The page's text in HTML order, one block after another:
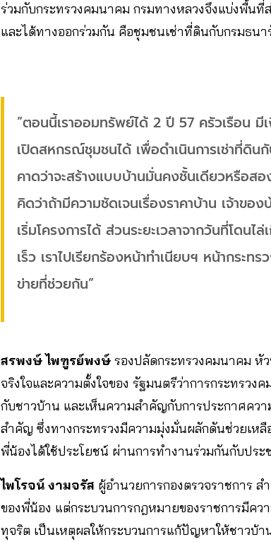
ร่วมกับกระทรวงคมนาคม กรมทางหลวงจึงแบ่งพื้น
และได้ทางออกร่วมกัน คือชุมชนเช่าที่ดินกับกรมธน
”ตอนนี้เราออมทรัพย์ได้ 2 ปี 57 ครัวเรือน มี
เปิดสหกรณ์ชุมชนได้ เพื่อดำเนินการเช่าที่ดิ
คาดว่าจะสร้างแบบบ้านมั่นคงชั้นเดียวหรือ
คิดว่าถ้ามีความชัดเจนเรื่องราคาบ้าน เจ้าขอ
เริ่มโครงการได้ ส่วนระยะเวลาจากวันที่โดน
เร็ว เราไปเรียกร้องหน้าทำเนียบฯ หน้ากระท
ข่ายที่ช่วยกัน”
สรพงษ์ ไพฑูรย์พงษ์ รองปลัดกระทรวงคมนาคม หั
จริงใจและความตั้งใจของ รัฐมนตรีว่าการกระทรว
กับชาวบ้าน และเห็นความสำคัญกับการประกาศคว
สำคัญ ซึ่งทางกระทรวงมีความมุ่งมั่นผลักดันช่วยเห
พี่น้องได้ใช้ประโยชน์ ผ่านการทำงานร่วมกันกับประ
ไพโรจน์ งามจรัส ผู้อำนวยการกองตรวจราชการ ส
ของพี่น้อง แต่กระบวนการกฎหมายของราชการมีคว
ทุจริต เป็นเหตุผลให้กระบวนการแก้ปัญหาให้ชาวบ้